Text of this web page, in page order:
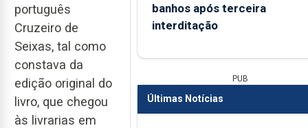
português
Cruzeiro de
Seixas, tal como
constava da
edição original do
livro, que chegou
às livrarias em
banhos após terceira
interditação
PUB
Últimas Notícias